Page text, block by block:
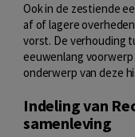
Ook in de zestiende
af of lagere
vorst. De verhouding
eeuwenlang
onderwerp van deze
Indeling van
samenleving